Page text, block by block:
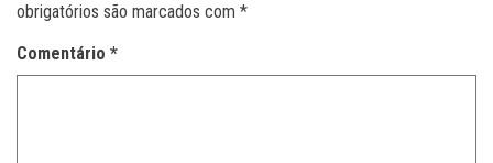
obrigatórios são marcados com *
Comentário *